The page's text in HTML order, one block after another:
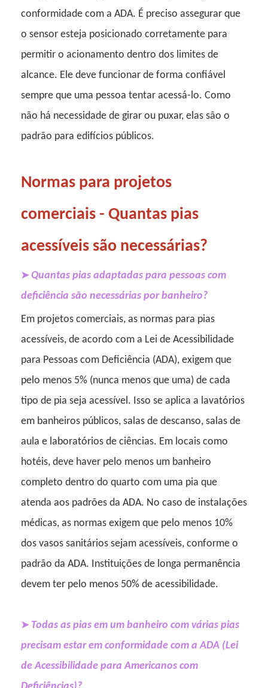
conformidade com a ADA. É preciso assegurar que
o sensor esteja posicionado corretamente para
permitir o acionamento dentro dos limites de
alcance. Ele deve funcionar de forma confiável
sempre que uma pessoa tentar acessá-lo. Como
não há necessidade de girar ou puxar, elas são o
padrão para edifícios públicos.
Normas para projetos
comerciais - Quantas pias
acessíveis são necessárias?
➤ Quantas pias adaptadas para pessoas com
deficiência são necessárias por banheiro?
Em projetos comerciais, as normas para pias
acessíveis, de acordo com a Lei de Acessibilidade
para Pessoas com Deficiência (ADA), exigem que
pelo menos 5% (nunca menos que uma) de cada
tipo de pia seja acessível. Isso se aplica a lavatórios
em banheiros públicos, salas de descanso, salas de
aula e laboratórios de ciências. Em locais como
hotéis, deve haver pelo menos um banheiro
completo dentro do quarto com uma pia que
atenda aos padrões da ADA. No caso de instalações
médicas, as normas exigem que pelo menos 10%
dos vasos sanitários sejam acessíveis, conforme o
padrão da ADA. Instituições de longa permanência
devem ter pelo menos 50% de acessibilidade.
➤ Todas as pias em um banheiro com várias pias
precisam estar em conformidade com a ADA (Lei
de Acessibilidade para Americanos com